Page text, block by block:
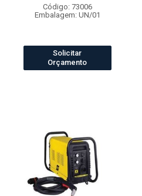
Código: 73006
Embalagem: UN/01
Solicitar
Orçamento